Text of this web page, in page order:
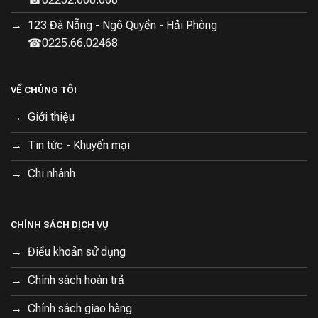
123 Đà Nẵng - Ngô Quyền - Hải Phòng
☎0225.66.02468
VỀ CHÚNG TÔI
Giới thiệu
Tin tức - Khuyến mại
Chi nhánh
CHÍNH SÁCH DỊCH VỤ
Điều khoản sử dụng
Chính sách hoàn trả
Chính sách giao hàng